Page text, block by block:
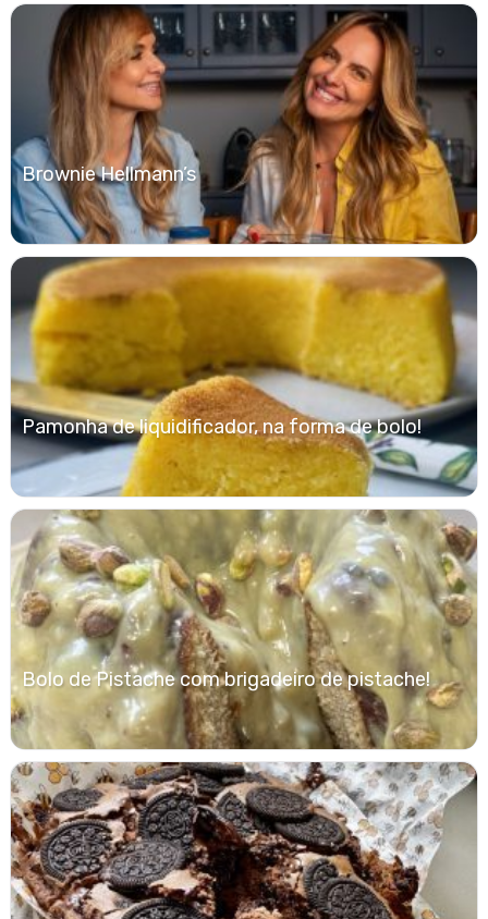
Brownie Hellmann’s
Pamonha de liquidificador, na forma de bolo!
Bolo de Pistache com brigadeiro de pistache!